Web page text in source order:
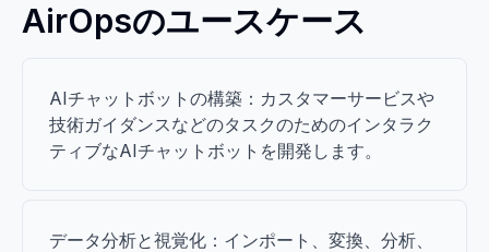
AirOpsのユースケース
AIチャットボットの構築：カスタマーサービスや
技術ガイダンスなどのタスクのためのインタラク
ティブなAIチャットボットを開発します。
データ分析と視覚化：インポート、変換、分析、